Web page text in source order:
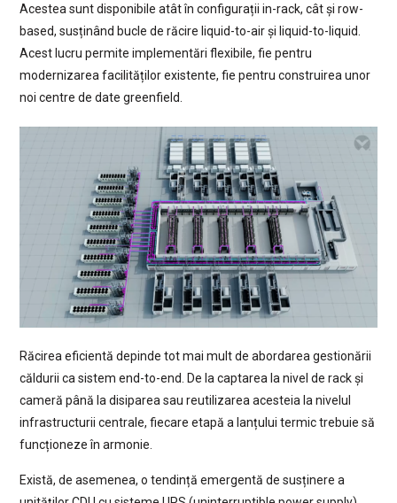
Acestea sunt disponibile atât în configurații in-rack, cât și row-
based, susținând bucle de răcire liquid-to-air și liquid-to-liquid.
Acest lucru permite implementări flexibile, fie pentru
modernizarea facilităților existente, fie pentru construirea unor
noi centre de date greenfield.
Răcirea eficientă depinde tot mai mult de abordarea gestionării
căldurii ca sistem end-to-end. De la captarea la nivel de rack și
cameră până la disiparea sau reutilizarea acesteia la nivelul
infrastructurii centrale, fiecare etapă a lanțului termic trebuie să
funcționeze în armonie.
Există, de asemenea, o tendință emergentă de susținere a